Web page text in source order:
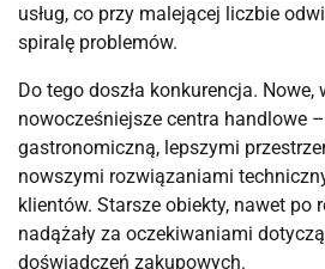
usług, co przy malejącej liczbie
spiralę problemów.
Do tego doszła konkurencja. Nowe,
nowocześniejsze centra handlowe
gastronomiczną, lepszymi
nowszymi rozwiązaniami
klientów. Starsze obiekty, nawet po
nadążały za oczekiwaniami
doświadczeń zakupowych.